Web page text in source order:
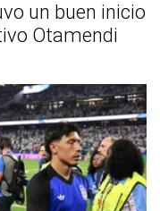
un buen inicio
Otamendi